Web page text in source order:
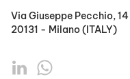
Via Giuseppe Pecchio, 14
20131 - Milano (ITALY)